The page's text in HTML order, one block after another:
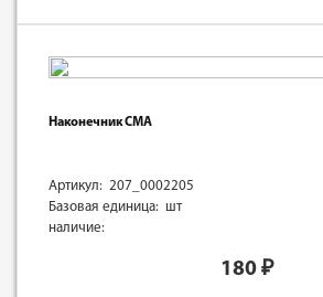
Наконечник СМА
Артикул: 207_0002205
Базовая единица: шт
наличие:
180 ₽